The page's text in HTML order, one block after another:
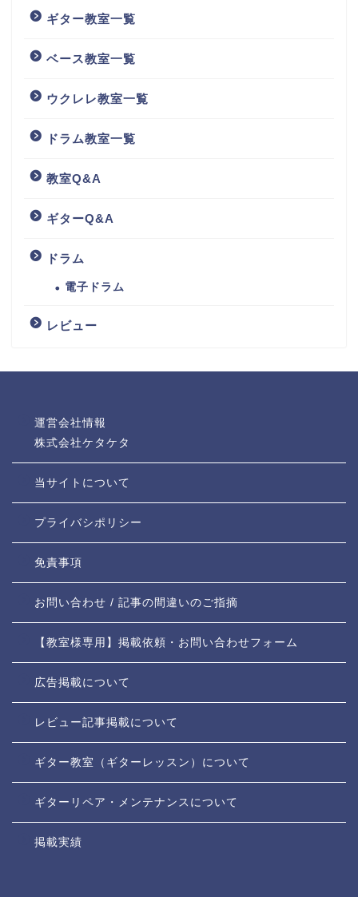
ギター教室一覧
ベース教室一覧
ウクレレ教室一覧
ドラム教室一覧
教室Q&A
ギターQ&A
ドラム
電子ドラム
レビュー
運営会社情報
株式会社ケタケタ
当サイトについて
プライバシポリシー
免責事項
お問い合わせ / 記事の間違いのご指摘
【教室様専用】掲載依頼・お問い合わせフォーム
広告掲載について
レビュー記事掲載について
ギター教室（ギターレッスン）について
ギターリペア・メンテナンスについて
掲載実績